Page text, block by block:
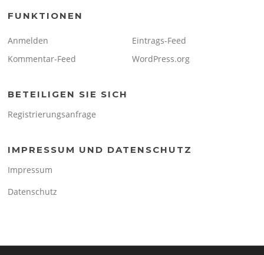
FUNKTIONEN
Anmelden
Eintrags-Feed
Kommentar-Feed
WordPress.org
BETEILIGEN SIE SICH
Registrierungsanfrage
IMPRESSUM UND DATENSCHUTZ
Impressum
Datenschutz